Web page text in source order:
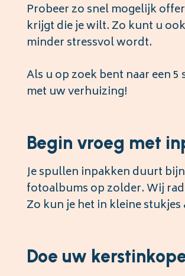
Probeer zo snel mogelijk
krijgt die je wilt. Zo kunt u
minder stressvol wordt.
Als u op zoek bent naar een
met uw verhuizing!
Begin vroeg met
Je spullen inpakken duurt
fotoalbums op zolder. Wij
Zo kun je het in kleine
Doe uw